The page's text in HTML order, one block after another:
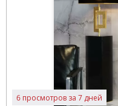
6 просмотров за 7 дней